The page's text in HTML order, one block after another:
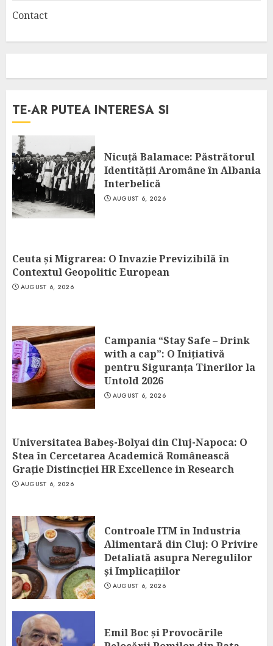
Contact
TE-AR PUTEA INTERESA SI
Nicuță Balamace: Păstrătorul
Identității Aromâne în Albania
Interbelică
AUGUST 6, 2026
Ceuta și Migrarea: O Invazie Previzibilă în
Contextul Geopolitic European
AUGUST 6, 2026
Campania “Stay Safe – Drink
with a cap”: O Inițiativă
pentru Siguranța Tinerilor la
Untold 2026
AUGUST 6, 2026
Universitatea Babeș-Bolyai din Cluj-Napoca: O
Stea în Cercetarea Academică Românească
Grație Distincției HR Excellence in Research
AUGUST 6, 2026
Controale ITM în Industria
Alimentară din Cluj: O Privire
Detaliată asupra Neregulilor
și Implicațiilor
AUGUST 6, 2026
Emil Boc și Provocările